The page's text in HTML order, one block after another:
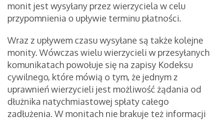
monit jest wysyłany przez wierzyciela w celu
przypomnienia o upływie terminu płatności.
Wraz z upływem czasu wysyłane są także kolejne
monity. Wówczas wielu wierzycieli w przesyłanych
komunikatach powołuje się na zapisy Kodeksu
cywilnego, które mówią o tym, że jednym z
uprawnień wierzycieli jest możliwość żądania od
dłużnika natychmiastowej spłaty całego
zadłużenia. W monitach nie brakuje też informacji